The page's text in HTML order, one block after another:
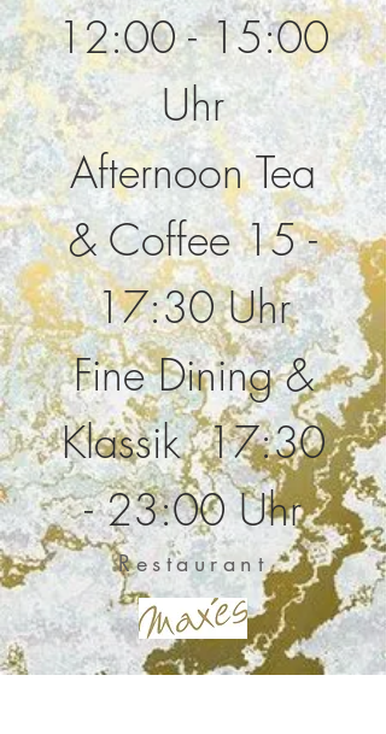
12:00 - 15:00
Uhr
Afternoon Tea
& Coffee 15 -
17:30 Uhr
Fine Dining &
Klassik 17:30
- 23:00 Uhr
Restaurant